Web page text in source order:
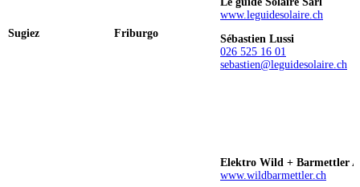
Sugiez Friburgo
www.leguidesolaire.ch
Sébastien Lussi
026 525 16 01
sebastien@leguidesolaire.ch
Elektro Wild + Barmettler
www.wildbarmettler.ch